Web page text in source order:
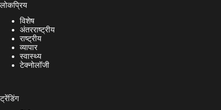
लोकप्रिय
विशेष
अंतरराष्ट्रीय
राष्ट्रीय
व्यापार
स्वास्थ्य
टेक्नोलॉजी
ट्रेंडिंग